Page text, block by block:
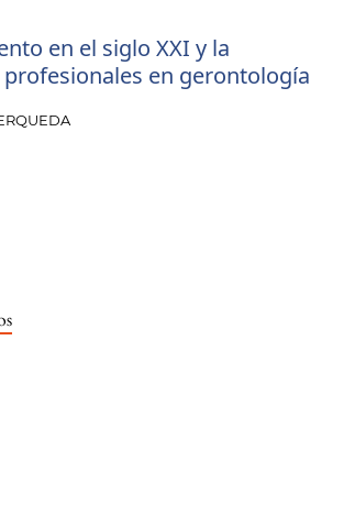
en el siglo XXI y la
profesionales en gerontología